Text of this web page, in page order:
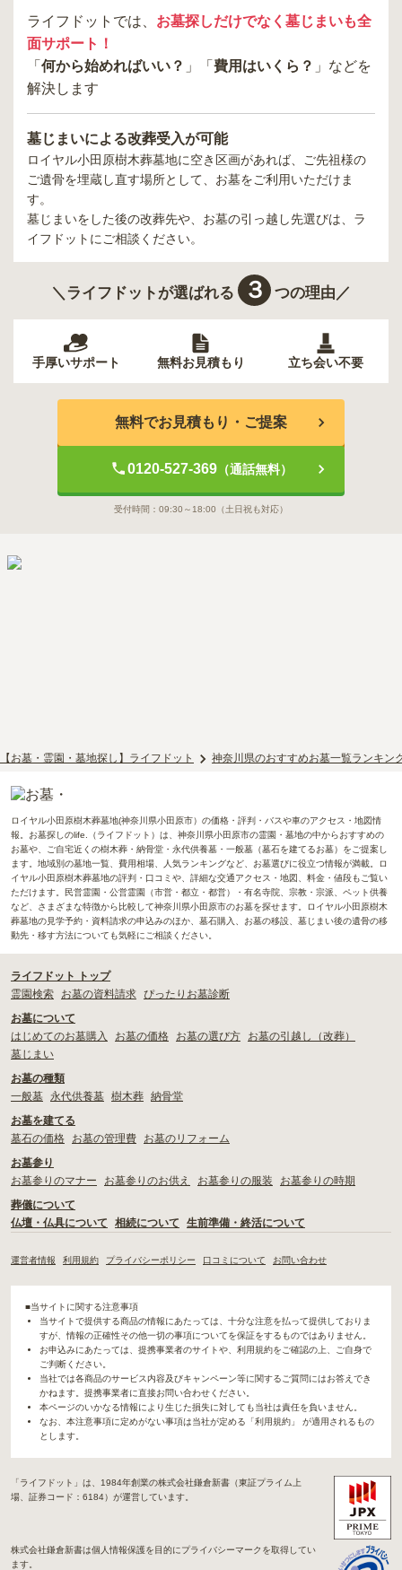
ライフドットでは、 お墓探しだけでなく墓じまいも全
面サポート！
「 何から始めればいい？ 」「 費用はいくら？ 」などを
解決します
墓じまいによる改葬受入が可能
ロイヤル小田原樹木葬墓地に空き区画があれば、ご先祖様の
ご遺骨を埋蔵し直す場所として、お墓をご利用いただけま
す。
墓じまいをした後の改葬先や、お墓の引っ越し先選びは、ラ
イフドットにご相談ください。
＼ライフドットが選ばれる ３ つの理由／
手厚いサポート 無料お見積もり 立ち会い不要
無料でお見積もり・ご提案
0120-527-369（通話無料）
受付時間： 09:30～18:00 （土日祝も対応）
【お墓・霊園・墓地探し】ライフドット 神奈川県のおすすめお墓一覧ランキン
ロイヤル小田原樹木葬墓地(神奈川県小田原市）の価格・評判・バスや車のアクセス・地図情
報。お墓探しのlife.（ライフドット）は、神奈川県小田原市の霊園・墓地の中からおすすめの
お墓や、ご自宅近くの樹木葬・納骨堂・永代供養墓・一般墓（墓石を建てるお墓）をご提案し
ます。地域別の墓地一覧、費用相場、人気ランキングなど、お墓選びに役立つ情報が満載。ロ
イヤル小田原樹木葬墓地の評判・口コミや、詳細な交通アクセス・地図、料金・値段もご覧い
ただけます。民営霊園・公営霊園（市営・都立・都営）・有名寺院、宗教・宗派、ペット供養
など、さまざまな特徴から比較して神奈川県小田原市のお墓を探せます。ロイヤル小田原樹木
葬墓地の見学予約・資料請求の申込みのほか、墓石購入、お墓の移設、墓じまい後の遺骨の移
動先・移す方法についても気軽にご相談ください。
ライフドット トップ
霊園検索
お墓の資料請求 ぴったりお墓診断
お墓について
はじめてのお墓購入
お墓の価格 お墓の選び方
お墓の引越し（改葬）
墓じまい
お墓の種類
一般墓
永代供養墓 樹木葬 納骨堂
お墓を建てる
墓石の価格
お墓の管理費
お墓のリフォーム
お墓参り
お墓参りのマナー
お墓参りのお供え お墓参りの服装
お墓参りの時期
葬儀について
仏壇・仏具について
相続について 生前準備・終活について
運営者情報 利用規約 プライバシーポリシー 口コミについて お問い合わせ
■当サイトに関する注意事項
当サイトで提供する商品の情報にあたっては、十分な注意を払って提供しておりま
すが、情報の正確性その他一切の事項についてを保証をするものではありません。
お申込みにあたっては、提携事業者のサイトや、利用規約をご確認の上、ご自身で
ご判断ください。
当社では各商品のサービス内容及びキャンペーン等に関するご質問にはお答えでき
かねます。提携事業者に直接お問い合わせください。
本ページのいかなる情報により生じた損失に対しても当社は責任を負いません。
なお、本注意事項に定めがない事項は当社が定める「利用規約」 が適用されるもの
とします。
「ライフドット」は、1984年創業の株式会社鎌倉新書（東証プライム上
場、証券コード：6184）が運営しています。
株式会社鎌倉新書は個人情報保護を目的にプライバシーマークを取得してい
ます。